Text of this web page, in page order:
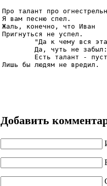
Про талант про
Я вам песню спел.
Жаль, конечно, что Иван
Пригнуться не успел.
"Да к чему вся
        Да, чуть не забыл:
Есть талант -
Лишь бы людям не вредил.
Добавить